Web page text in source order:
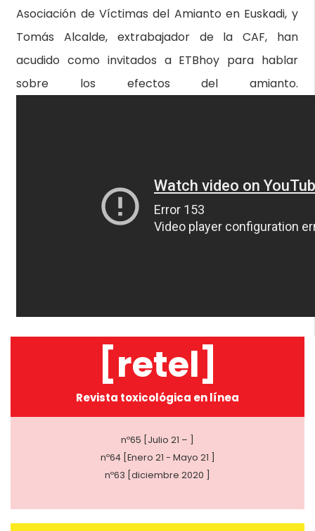
Asociación de Víctimas del Amianto en Euskadi, y
Tomás Alcalde, extrabajador de la CAF, han
acudido como invitados a ETBhoy para hablar
sobre los efectos del amianto.
[retel]
Revista toxicológica en línea
nº65 [Julio 21 – ]
nº64 [Enero 21 - Mayo 21 ]
nº63 [diciembre 2020 ]